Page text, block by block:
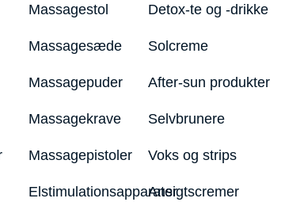
Massagestol
Massagesæde
Massagepuder
Massagekrave
Massagepistoler
Elstimulationsapparater
Detox-te og -drikke
Solcreme
After-sun produkter
Selvbrunere
Voks og strips
Ansigtscremer